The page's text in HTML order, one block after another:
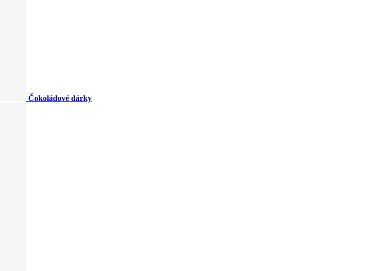
Čokoládové dárky